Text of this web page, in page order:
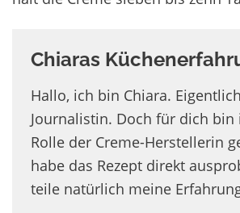
Chiaras
Hallo, ich bin Chiara.
Journalistin. Doch für dich bin
Rolle der Creme-Herstellerin
habe das Rezept direkt
teile natürlich meine